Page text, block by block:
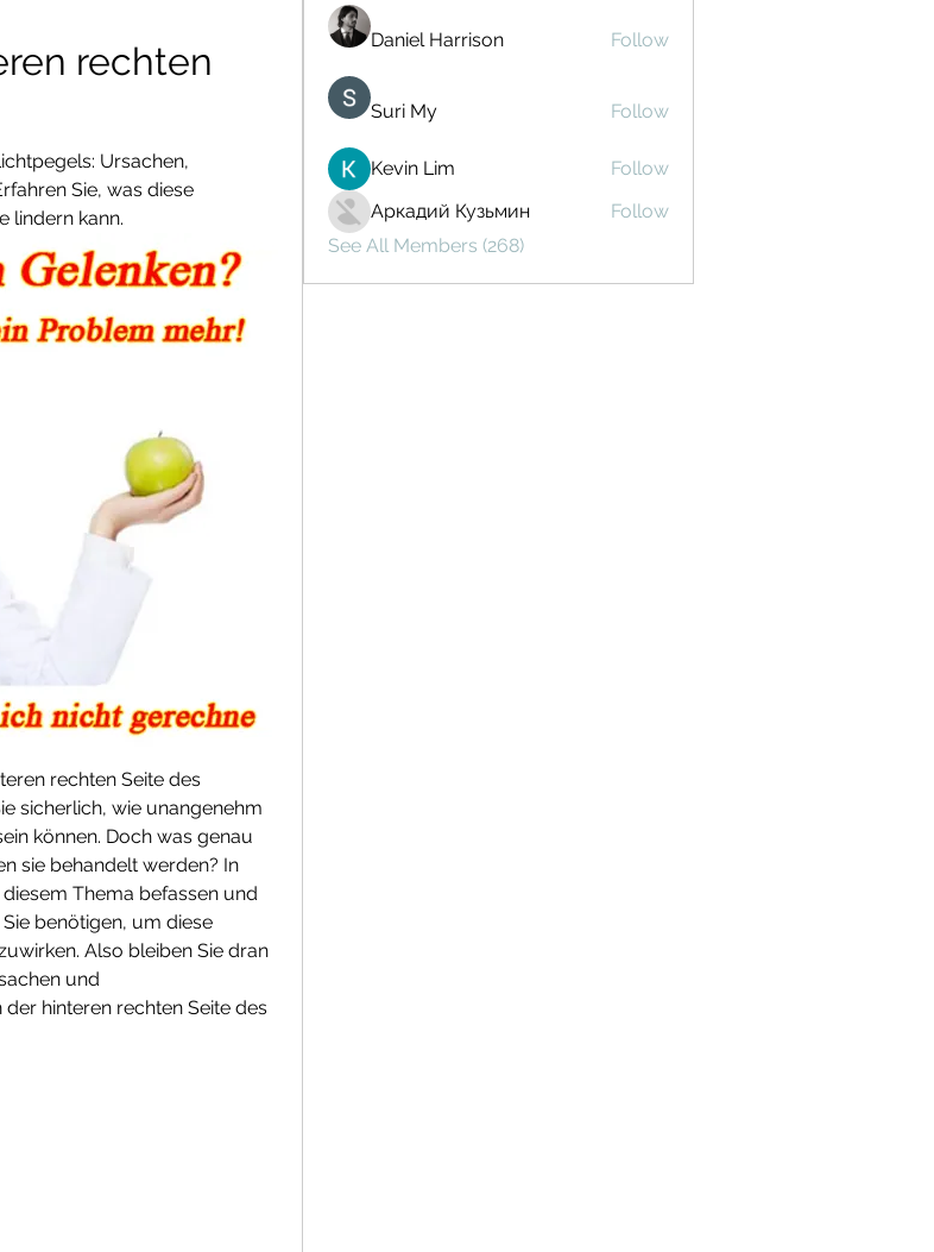
rechten
Ursachen,
Sie, was diese
lindern kann.
rechten Seite des
sicherlich, wie unangenehm
können. Doch was genau
sie behandelt werden? In
Thema befassen und
benötigen, um diese
Also bleiben Sie dran
und
hinteren rechten Seite des
Daniel Harrison Follow
Suri My Follow
Kevin Lim
Follow
Аркадий Кузьмин
Follow
See All Members (268)